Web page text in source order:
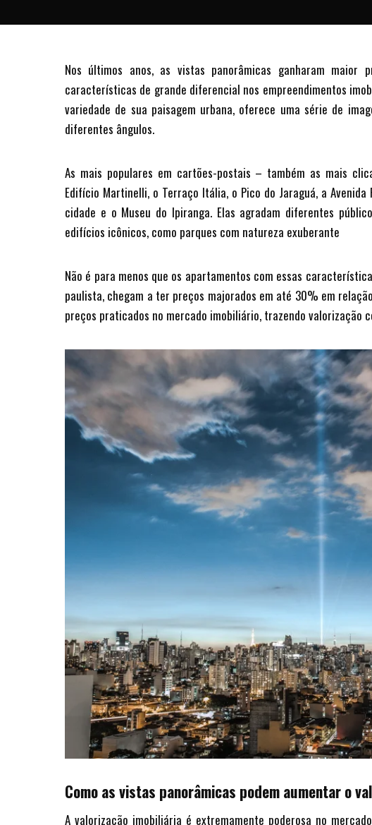
Nos últimos anos, as vistas panorâmicas ganharam maior
características de grande diferencial nos empreendimentos
variedade de sua paisagem urbana, oferece uma série de
diferentes ângulos.
As mais populares em cartões-postais – também as mais
Edifício Martinelli, o Terraço Itália, o Pico do Jaraguá, a
cidade e o Museu do Ipiranga. Elas agradam diferentes
edifícios icônicos, como parques com natureza exuberante
Não é para menos que os apartamentos com essas
paulista, chegam a ter preços majorados em até 30% em
preços praticados no mercado imobiliário, trazendo valorização
Como as vistas panorâmicas podem aumentar o
A valorização imobiliária é extremamente poderosa no